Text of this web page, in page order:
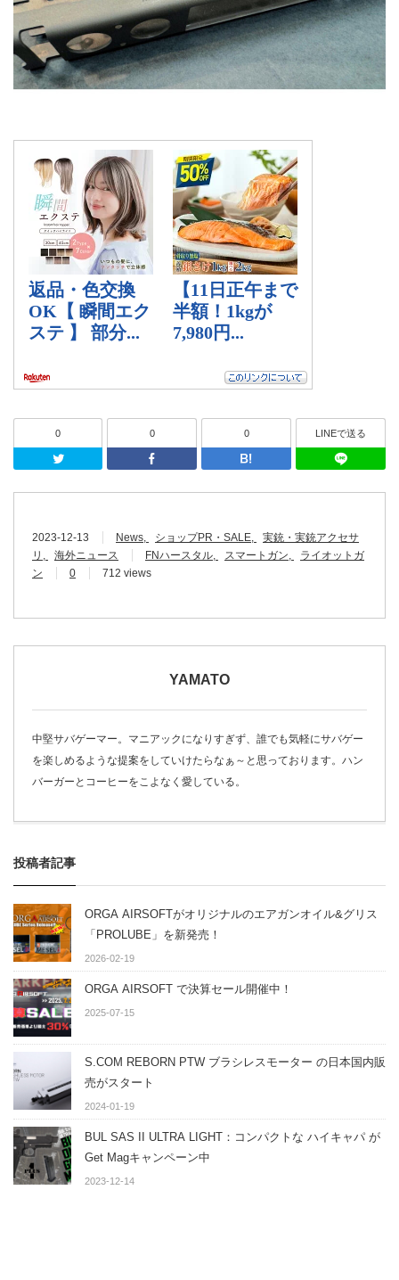
0
Twitter
0
Facebook
0
はてなブッ
LINEで送る
2023-12-13 News ショップPR・SALE
実銃・実銃アクセサ
リ
海外ニュース FNハースタル スマートガン
ライオットガ
ン
0 712 views
YAMATO
中堅サバゲーマー。マニアックになりすぎず、誰でも気軽にサバゲー
を楽しめるような提案をしていけたらなぁ～と思っております。ハン
バーガーとコーヒーをこよなく愛している。
投稿者記事
ORGA AIRSOFTがオリジナルのエアガンオイル&グリス
「PROLUBE」を新発売！
2026-02-19
ORGA AIRSOFT で決算セール開催中！
2025-07-15
S.COM REBORN PTW ブラシレスモーター の日本国内販
売がスタート
2024-01-19
BUL SAS II ULTRA LIGHT：コンパクトな ハイキャパ が
Get Magキャンペーン中
2023-12-14